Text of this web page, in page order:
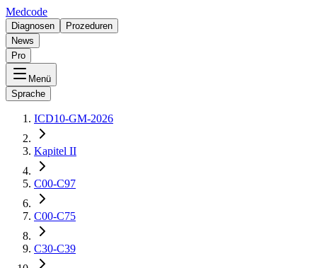
Medcode
Diagnosen
Prozeduren
News
Pro
Menü
Sprache
ICD10-GM-2026
Kapitel II
C00-C97
C00-C75
C30-C39